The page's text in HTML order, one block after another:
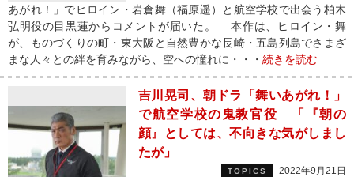
あがれ！」でヒロイン・岩倉舞（福原遥）と航空学校で出会う柏木
弘明役の目黒蓮からコメントが届いた。 本作は、ヒロイン・舞
が、ものづくりの町・東大阪と自然豊かな長崎・五島列島でさまざ
まな人々との絆を育みながら、空への憧れに・・・ 続きを読む
吉川晃司、朝ドラ「舞いあがれ！」
で航空学校の鬼教官役 「『朝の
顔』としては、不向きな気がしまし
たが」
TOPICS 2022年9月21日